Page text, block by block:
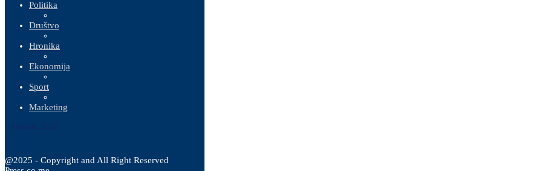
Politika
Društvo
Hronika
Ekonomija
Sport
Marketing
@2025 - Copyright and All Right Reserved